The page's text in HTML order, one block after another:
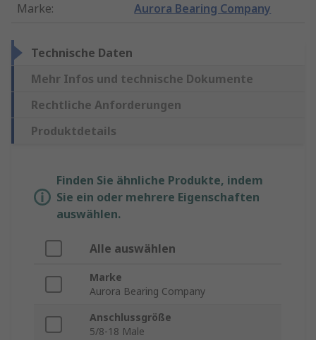
Marke: Aurora Bearing Company
Technische Daten
Mehr Infos und technische Dokumente
Rechtliche Anforderungen
Produktdetails
Finden Sie ähnliche Produkte, indem
Sie ein oder mehrere Eigenschaften
auswählen.
Alle auswählen
Marke
Aurora Bearing Company
Anschlussgröße
5/8-18 Male